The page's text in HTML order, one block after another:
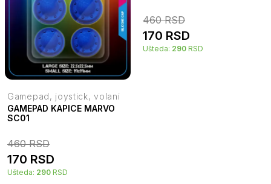
Gamepad, joystick, volani
GAMEPAD KAPICE MARVO
SC01
460RSD
170 RSD
Ušteda: 290 RSD
460RSD
170 RSD
Ušteda: 290 RSD